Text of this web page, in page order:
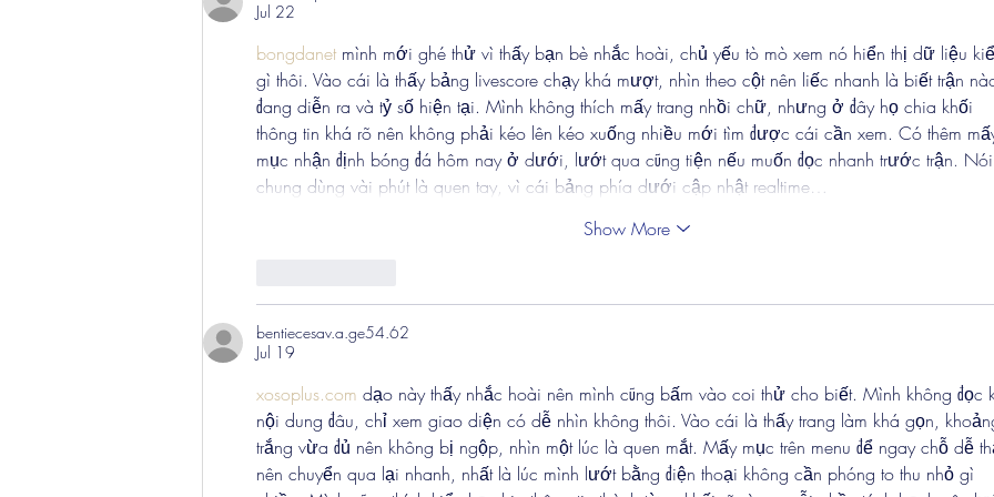
Jul 22
bongdanet mình mới ghé thử vì thấy bạn bè nhắc hoài, chủ yếu tò mò xem nó hiển thị dữ liệu
gì thôi. Vào cái là thấy bảng livescore chạy khá mượt, nhìn theo cột nên liếc nhanh là biết trận
đang diễn ra và tỷ số hiện tại. Mình không thích mấy trang nhồi chữ, nhưng ở đây họ chia khối
thông tin khá rõ nên không phải kéo lên kéo xuống nhiều mới tìm được cái cần xem. Có thêm
mục nhận định bóng đá hôm nay ở dưới, lướt qua cũng tiện nếu muốn đọc nhanh trước trận. Nói
chung dùng vài phút là quen tay, vì cái bảng phía dưới cập nhật realtime…
Show More
bentiecesav.a.ge54.62
Jul 19
xosoplus.com dạo này thấy nhắc hoài nên mình cũng bấm vào coi thử cho biết. Mình không đọc
nội dung đâu, chỉ xem giao diện có dễ nhìn không thôi. Vào cái là thấy trang làm khá gọn,
trắng vừa đủ nên không bị ngộp, nhìn một lúc là quen mắt. Mấy mục trên menu để ngay chỗ dễ
nên chuyển qua lại nhanh, nhất là lúc mình lướt bằng điện thoại không cần phóng to thu nhỏ gì